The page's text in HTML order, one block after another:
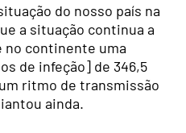
do nosso país na
a situação continua a
no continente uma
de infeção] de 346,5
ritmo de transmissão
ainda.